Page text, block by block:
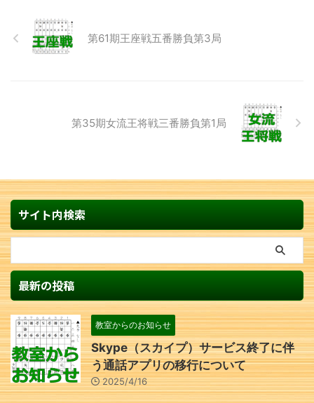
第61期王座戦五番勝負第3局
第35期女流王将戦三番勝負第1局
サイト内検索
最新の投稿
教室からのお知らせ
Skype（スカイプ）サービス終了に伴
う通話アプリの移行について
2025/4/16